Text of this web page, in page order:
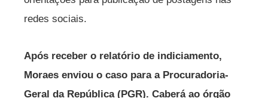
redes sociais.
Após receber o relatório de indiciamento,
Moraes enviou o caso para a Procuradoria-
Geral da República (PGR). Caberá ao órgão